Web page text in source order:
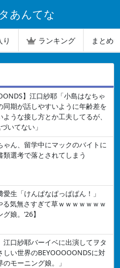
あんてな
り ランキング まとめ
】江口紗耶「小島はなちゃ
同期が話しやすいように年齢差を
うな接し方とか工夫してるが、
いてない」
ゃん、留学中にマックのバイトに
類選考で落とされてしまう
愛生「けんぱなぱっぱぱん！」
気無さすぎて草ｗｗｗｗｗｗｗ
娘。’26】
江口紗耶バーイベに出演してヲタ
しい世界のBEYOOOOONDSに対
のモーニング娘。」